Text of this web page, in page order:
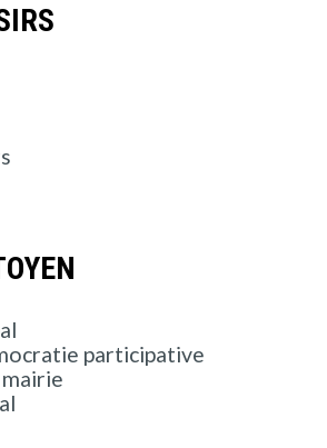
participative